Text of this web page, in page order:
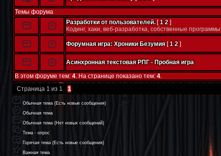
Темы форума
Разработки от пользователей. [1 2 ]
Кодинг, хаки, веб-разработка, собственные программы
Форумная игра: Хроники Безумия [1 2 ]
Асинхронная текстовая РПГ - Пробная игра
В этом форуме тем: 4. На странице показано тем: 4.
Страница 1 из 1 1
Обычная тема (Есть новые сообщения)
Обычная тема
Обычная тема (Нет новых сообщений)
Тема - опрос
Горячая тема (Есть новые сообщения)
Важная тема